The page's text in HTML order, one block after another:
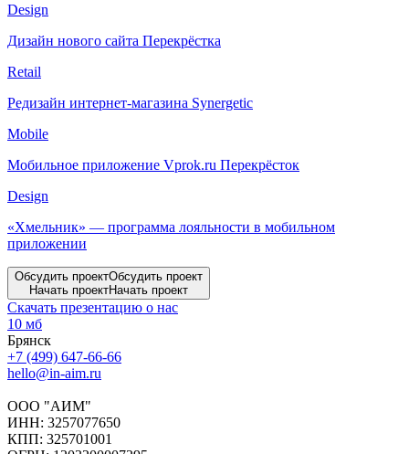
Design
Дизайн нового сайта Перекрёстка
Retail
Редизайн интернет-магазина Synergetic
Mobile
Мобильное приложение Vprok.ru Перекрёсток
Design
«Хмельник» — программа лояльности в мобильном
приложении
Обсудить проектОбсудить проект
Начать проектНачать проект
Скачать презентацию о нас
10 мб
Брянск
+7 (499) 647-66-66
hello@in-aim.ru
ООО "АИМ"
ИНН: 3257077650
КПП: 325701001